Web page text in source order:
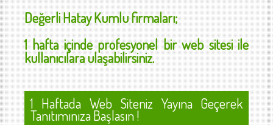
DeğerliHatay Kumlufirmaları;
1 hafta içinde profesyonel bir web sitesi ile
kullanıcılara ulaşabilirsiniz.
1 Haftada Web Siteniz Yayına Geçerek
Tanıtımınıza Başlasın !